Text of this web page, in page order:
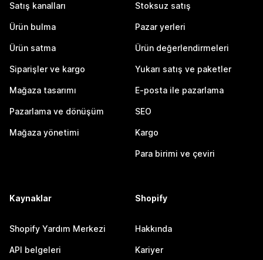
Satış kanalları
Ürün bulma
Ürün satma
Siparişler ve kargo
Mağaza tasarımı
Pazarlama ve dönüşüm
Mağaza yönetimi
Stoksuz satış
Pazar yerleri
Ürün değerlendirmeleri
Yukarı satış ve paketler
E-posta ile pazarlama
SEO
Kargo
Para birimi ve çeviri
Kaynaklar
Shopify Yardım Merkezi
API belgeleri
Shopify
Hakkında
Kariyer